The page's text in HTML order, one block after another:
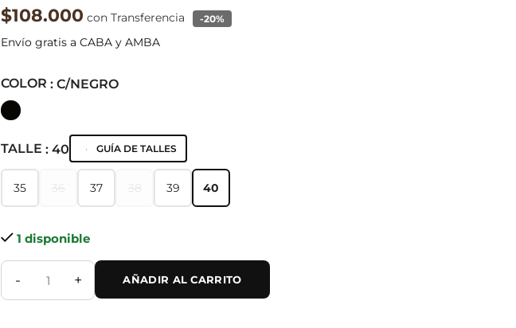
COLOR : C/NEGRO
TALLE : 40 GUÍA DE TALLES
35
35 37
37 39
39 40
40
1 disponible
- + AÑADIR AL CARRITO
$108.000 con Transferencia -20%
Envío gratis a CABA y AMBA